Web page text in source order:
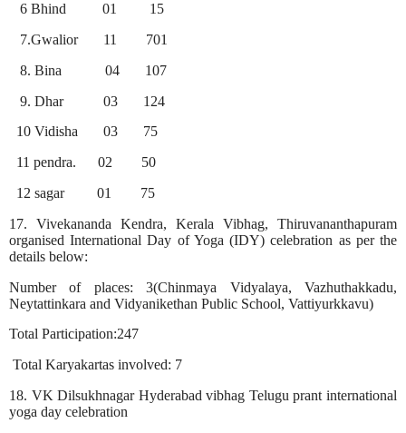
6 Bhind
01
15
7.Gwalior
11
701
8. Bina
04
107
9. Dhar
03
124
10 Vidisha
03
75
11 pendra.
02
50
12 sagar
01
75
17. Vivekananda Kendra, Kerala Vibhag, Thiruvananthapuram
organised International Day of Yoga (IDY) celebration as per the
details below:
Number of places: 3(Chinmaya Vidyalaya, Vazhuthakkadu,
Neytattinkara and Vidyanikethan Public School, Vattiyurkkavu)
Total Participation:247
Total Karyakartas involved: 7
18. VK Dilsukhnagar Hyderabad vibhag Telugu prant international
yoga day celebration